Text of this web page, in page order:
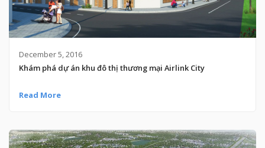
December 5, 2016
Khám phá dự án khu đô thị thương mại Airlink City
Read More